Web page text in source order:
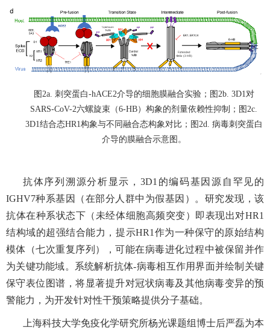
图 2a. 刺突蛋白-hACE2介导的细胞膜融合实验； 图 2b. 3D1对
SARS-CoV-2六螺旋束（6-HB）构象的剂量依赖性抑制； 图 2c.
3D1结合态HR1构象与不同融合态构象对比； 图 2d. 病毒刺突蛋白
介导的膜融合示意图。
抗体序列溯源分析显示， 3D1的编码基因源自罕见的
IGHV7种系基因（在部分人群中为假基因）。研究发现，该
抗体在种系状态下（未经体细胞高频突变）即表现出对HR1
结构域的超强结合能力，提示HR1作为一种保守的原始结构
模体（七次重复序列），可能在病毒进化过程中被保留并作
为关键功能域。系统解析抗体-病毒相互作用界面并绘制关键
保守表位图谱，将显著提升对冠状病毒及其他病毒变异的预
警能力，为开发针对性干预策略提供分子基础。
上海科技大学免疫化学研究所杨光课题组博士后严磊为本